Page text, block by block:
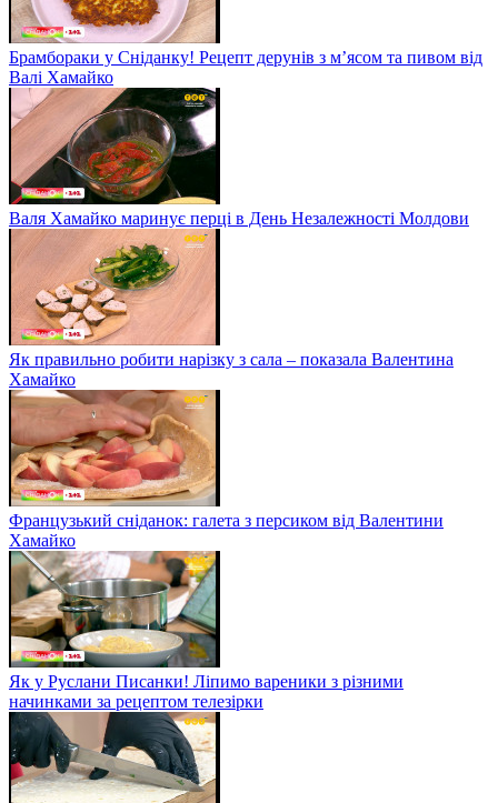
Брамбораки у Сніданку! Рецепт дерунів з м’ясом та пивом від
Валі Хамайко
Валя Хамайко маринує перці в День Незалежності Молдови
Як правильно робити нарізку з сала – показала Валентина
Хамайко
Французький сніданок: галета з персиком від Валентини
Хамайко
Як у Руслани Писанки! Ліпимо вареники з різними
начинками за рецептом телезірки